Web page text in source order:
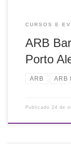
CURSOS E
ARB
Porto
ARB ARB
Publicado 24 de